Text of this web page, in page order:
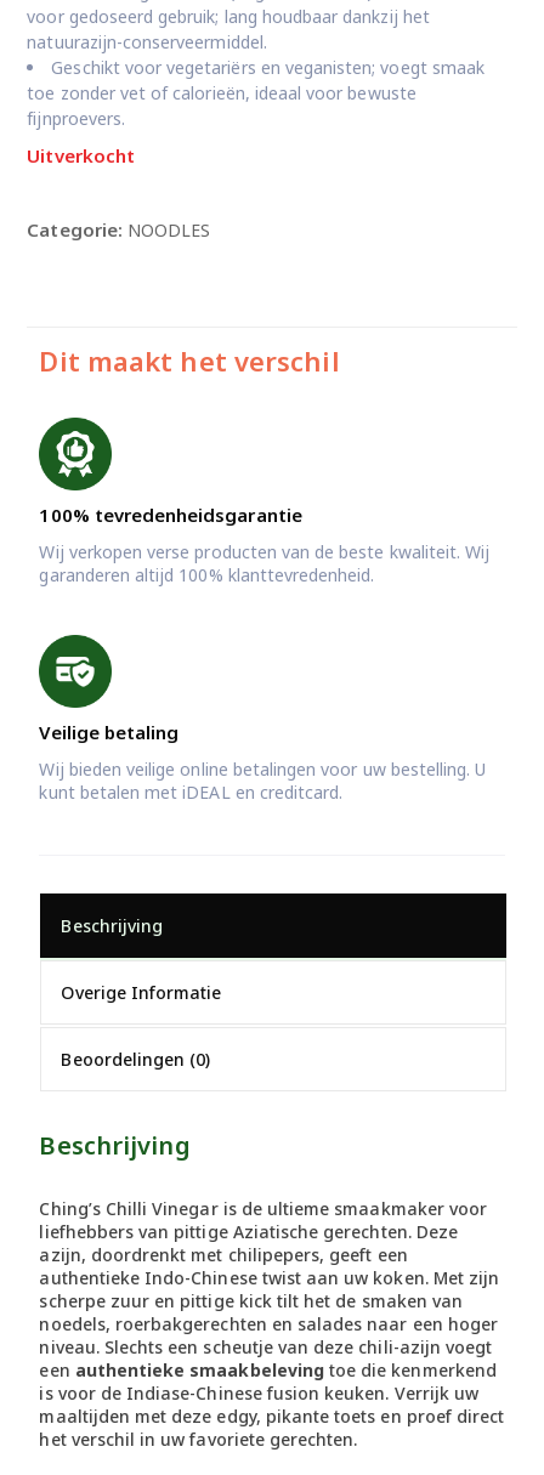
voor gedoseerd gebruik; lang houdbaar dankzij het
natuurazijn-conserveermiddel.
Geschikt voor vegetariërs en veganisten; voegt smaak
toe zonder vet of calorieën, ideaal voor bewuste
fijnproevers.
Uitverkocht
Categorie: NOODLES
Dit maakt het verschil
100% tevredenheidsgarantie
Wij verkopen verse producten van de beste kwaliteit. Wij
garanderen altijd 100% klanttevredenheid.
Veilige betaling
Wij bieden veilige online betalingen voor uw bestelling. U
kunt betalen met iDEAL en creditcard.
Beschrijving
Overige Informatie
Beoordelingen (0)
Beschrijving
Ching’s Chilli Vinegar is de ultieme smaakmaker voor
liefhebbers van pittige Aziatische gerechten. Deze
azijn, doordrenkt met chilipepers, geeft een
authentieke Indo-Chinese twist aan uw koken. Met zijn
scherpe zuur en pittige kick tilt het de smaken van
noedels, roerbakgerechten en salades naar een hoger
niveau. Slechts een scheutje van deze chili-azijn voegt
een authentieke smaakbelevingtoe die kenmerkend
is voor de Indiase-Chinese fusion keuken. Verrijk uw
maaltijden met deze edgy, pikante toets en proef direct
het verschil in uw favoriete gerechten.